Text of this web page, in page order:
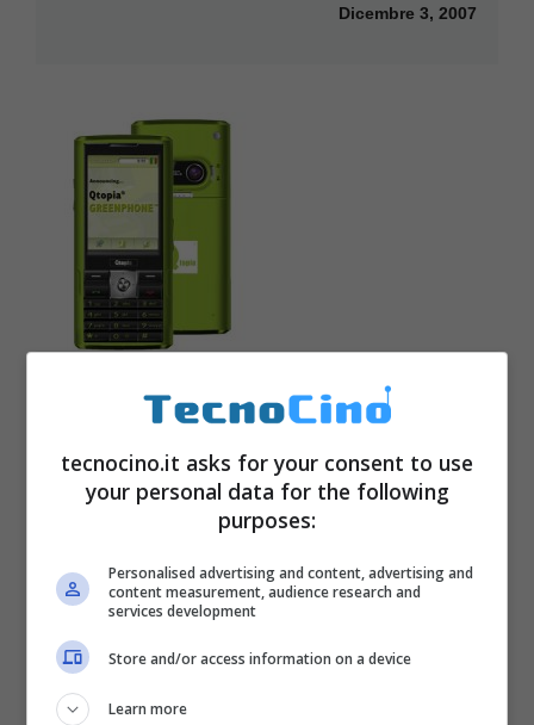
Dicembre 3, 2007
Trolltech Qtopia Linux Greenphone:
grande successo
Ottobre 22, 2007
tecnocino.it asks for your consent to use
your personal data for the following
purposes:
Personalised advertising and content, advertising and
content measurement, audience research and
services development
Store and/or access information on a device
Learn more